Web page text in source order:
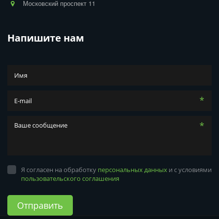
Московский проспект 11
Напишите нам
*
*
Я согласен на обработку персональных данных и с условиями
пользовательского соглашения
Отправить